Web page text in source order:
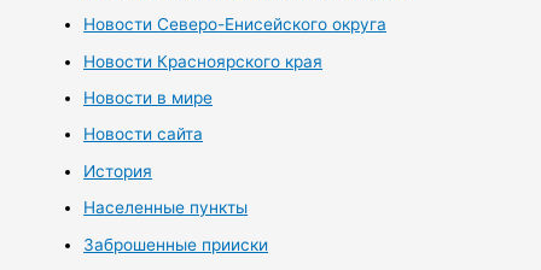
Новости Северо-Енисейского округа
Новости Красноярского края
Новости в мире
Новости сайта
История
Населенные пункты
Заброшенные прииски